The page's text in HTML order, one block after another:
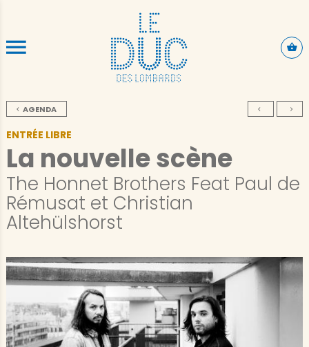
ALLER AU CONTENU PRINCIPAL
AGENDA
ENTRÉE LIBRE
La nouvelle scène
The Honnet Brothers Feat Paul de
Rémusat et Christian
Altehülshorst